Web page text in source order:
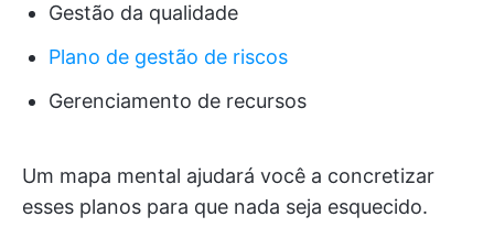
Gestão da qualidade
Plano de gestão de riscos
Gerenciamento de recursos
Um mapa mental ajudará você a concretizar
esses planos para que nada seja esquecido.